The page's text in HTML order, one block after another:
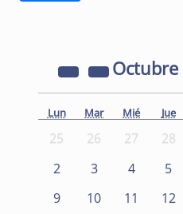
Octubre
Lun Mar Mié Jue
25 26 27 28
2
3 4 5
9
10 11 12